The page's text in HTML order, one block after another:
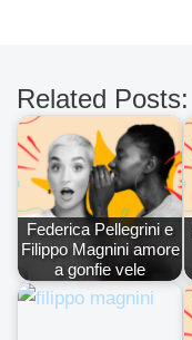
Related Posts:
Federica Pellegrini e
Filippo Magnini amore
a gonfie vele